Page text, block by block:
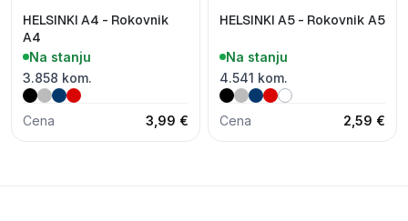
HELSINKI A4 - Rokovnik
A4
Na stanju
3.858 kom.
Cena 3,99 €
HELSINKI A5 - Rokovnik A5
Na stanju
4.541 kom.
Cena 2,59 €